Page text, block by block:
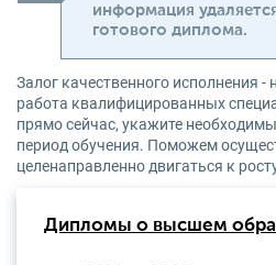
информация
готового диплома.
Залог качественного исполнения
работа квалифицированных
прямо сейчас, укажите
период обучения. Поможем
целенаправленно двигаться к
Дипломы о высшем